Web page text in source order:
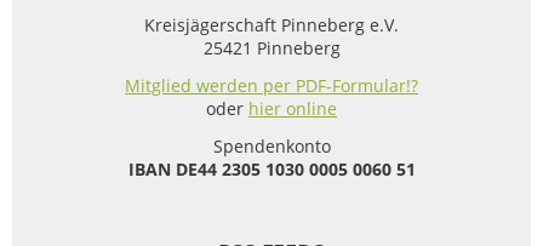
Kreisjägerschaft Pinneberg e.V.
25421 Pinneberg
Mitglied werden per PDF-Formular!?
oder hier online
Spendenkonto
IBAN DE44 2305 1030 0005 0060 51